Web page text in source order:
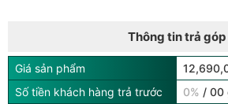
Thông tin trả góp
Giá sản phẩm
Số tiền khách hàng trả trước
0% / 00